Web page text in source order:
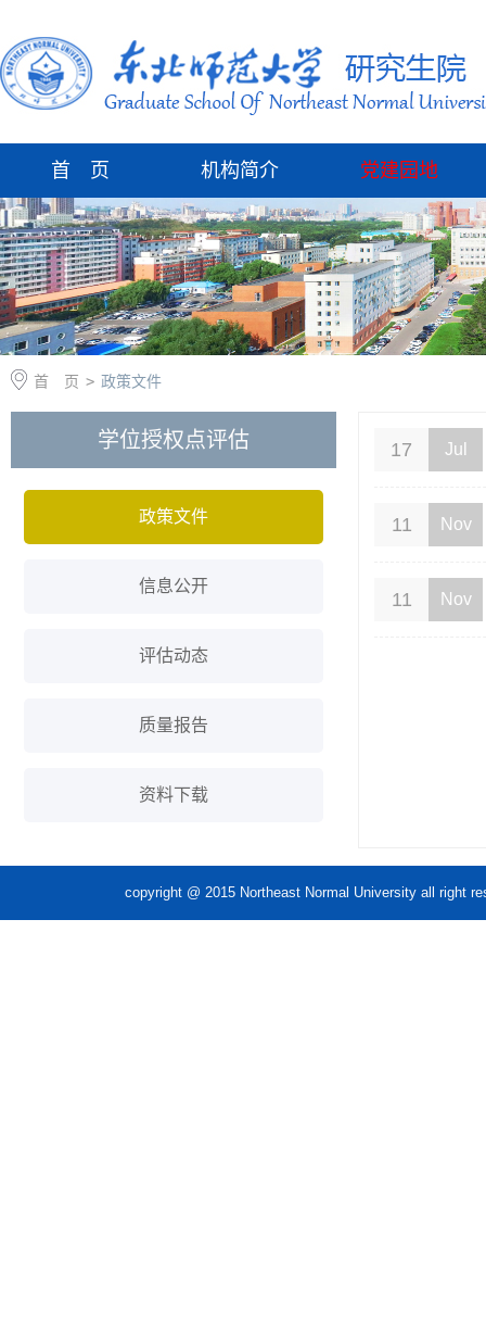
首 页 机构简介 党建园地
首 页 > 政策文件
学位授权点评估
政策文件
信息公开
评估动态
质量报告
资料下载
17 Jul
11 Nov
11 Nov
copyright @ 2015 Northeast Normal University all